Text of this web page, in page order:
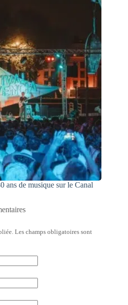
ans de musique sur le Canal
Les champs obligatoires sont